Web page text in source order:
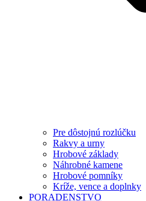
Pre dôstojnú rozlúčku
Rakvy a urny
Hrobové základy
Náhrobné kamene
Hrobové pomníky
Kríže, vence a doplnky
PORADENSTVO